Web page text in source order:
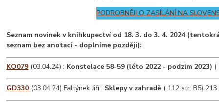
PODROBNĚJI O ZASÍLÁNÍ NA
Seznam novinek v knihkupectví od 18. 3. do 3. 4. 2024
seznam bez anotací - doplníme později):
KO079 (03.04.24) : Konstelace 58-59 (léto 2022 - podzim 2023) (
GD330 (03.04.24) Faltýnek Jiří : Sklepy v zahradě ( 112 str. B5) 213